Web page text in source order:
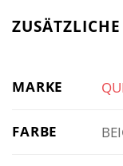
MARKE
FARBE